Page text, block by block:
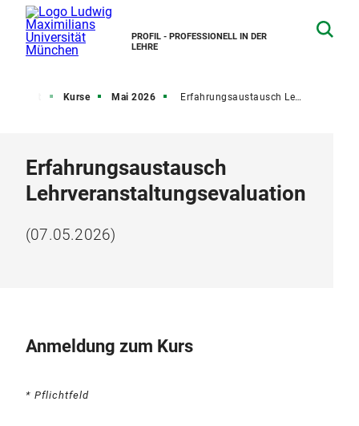
PROFIL - PROFESSIONELL IN DER
LEHRE
Kurse Mai 2026 Erfahrungsaustausch Lehrveranstaltungsevaluation
Erfahrungsaustausch
Lehrveranstaltungsevaluation
(07.05.2026)
Anmeldung zum Kurs
* Pflichtfeld